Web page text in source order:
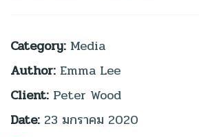
Category: Media
Author: Emma Lee
Client: Peter Wood
Date: 23 มกราคม 2020